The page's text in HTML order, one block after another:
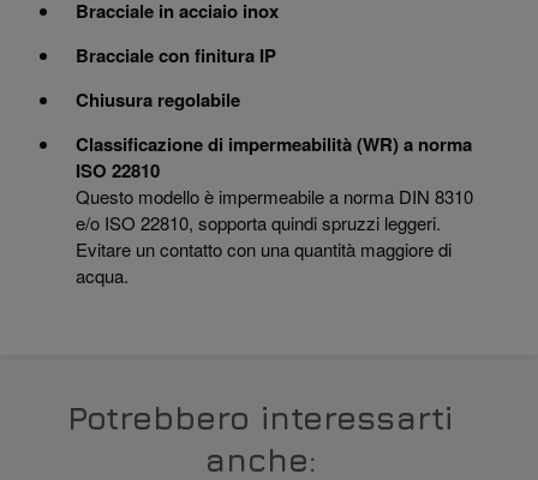
Bracciale in acciaio inox
Bracciale con finitura IP
Chiusura regolabile
Classificazione di impermeabilità (WR) a norma
ISO 22810
Questo modello è impermeabile a norma DIN 8310
e/o ISO 22810, sopporta quindi spruzzi leggeri.
Evitare un contatto con una quantità maggiore di
acqua.
Potrebbero interessarti
anche: